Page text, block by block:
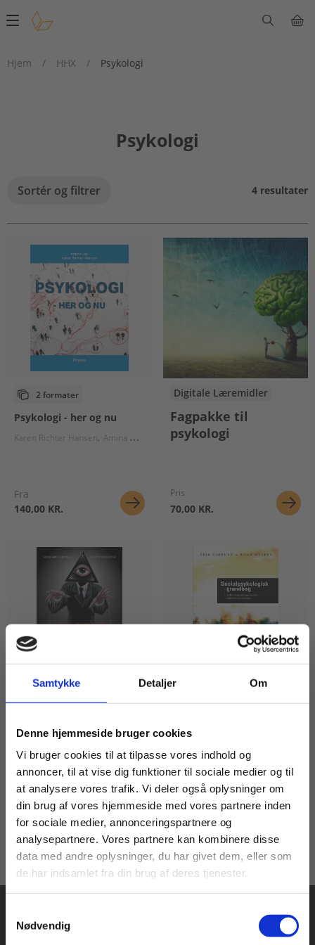
Samtykke Detaljer Om
Denne hjemmeside bruger cookies
Vi bruger cookies til at tilpasse vores indhold og
annoncer, til at vise dig funktioner til sociale medier og til
at analysere vores trafik. Vi deler også oplysninger om
din brug af vores hjemmeside med vores partnere inden
for sociale medier, annonceringspartnere og
analysepartnere. Vores partnere kan kombinere disse
data med andre oplysninger, du har givet dem, eller som
de har indsamlet fra din brug af deres tjenester.
Nødvendig
Main
Hjem
/ HHX / Psykologi
Psykologi
Sortér og filtrer 4 resultater
2 formater
Psykologi - her og nu
Karen Richter Hansen Amina Olander Lap
Fra
140,00 KR.
Digitale Læremidler
Fagpakke til
psykologi
Pris
70,00 KR.
Mads Aamand Hansen Christian Vollmond
Fra
95,00 KR.
grundbog
Peik Gjøsund
205,00 KR.
Køb læremidler og find masterclasses mm.
Fortsæt som:
For privatkunder og
studerende. Du får
vist priser inkl.
For institutioner og
virksomheder. Du
får vist priser ekskl.